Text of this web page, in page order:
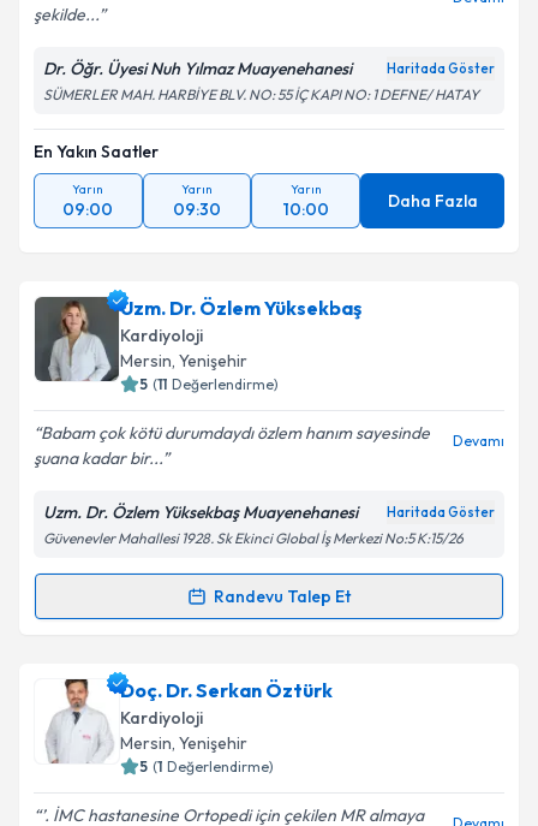
Kişisel verilerimin işlenmesine ilişkin
Aydınlatma
Metni'ni okudum ve kişisel verilerimin belirtilen
kapsamda işlenmesini kabul ediyorum.
Takvim Talebini Gönder
şekilde...
Dr. Öğr. Üyesi Nuh Yılmaz Muayenehanesi Haritada Göster
SÜMERLER MAH. HARBİYE BLV. NO: 55 İÇ KAPI NO: 1 DEFNE/ HATAY
En Yakın Saatler
Yarın
09:00
Yarın
09:30
Yarın
10:00 Daha Fazla
Uzm. Dr. Özlem Yüksekbaş
Kardiyoloji
Mersin, Yenişehir
5 (11 Değerlendirme)
Babam çok kötü durumdaydı özlem hanım sayesinde
şuana kadar bir...
Devamı
Uzm. Dr. Özlem Yüksekbaş Muayenehanesi Haritada Göster
Güvenevler Mahallesi 1928. Sk Ekinci Global İş Merkezi No:5 K:15/26
Randevu Talep Et
Randevu Takvimi Talebi
Uzm. Dr. Özlem Yüksekbaşiçin randevu takvimi
talebi oluşturun. Size bu uzmandan randevu almanız
için bir takvim hazırlandığında e-posta ile
bilgilendireceğiz.
E-posta Adresiniz
Doç. Dr. Serkan Öztürk
Kardiyoloji
Mersin, Yenişehir
5 (1 Değerlendirme)
’. İMC hastanesine Ortopedi için çekilen MR almaya